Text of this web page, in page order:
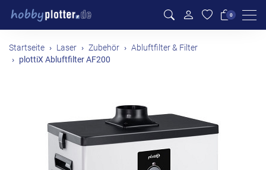
0
Startseite Laser Zubehör Abluftfilter & Filter
plottiX Abluftfilter AF200